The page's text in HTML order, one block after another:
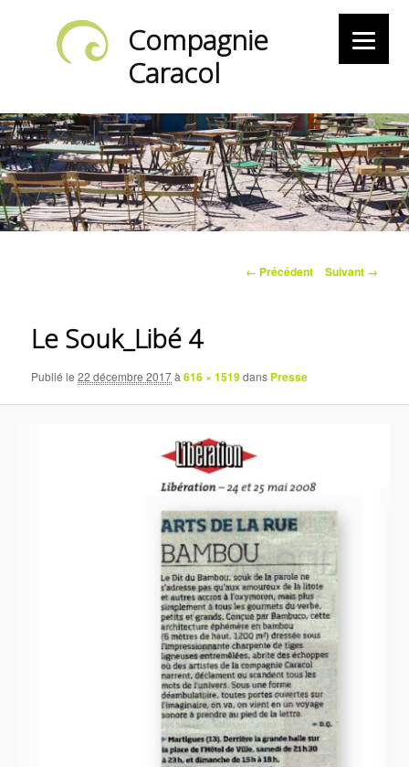
Compagnie
Caracol
Navigation
← Précédent Suivant →
Le Souk_Libé 4
Publié le22 décembre 2017à616 × 1519dans Presse